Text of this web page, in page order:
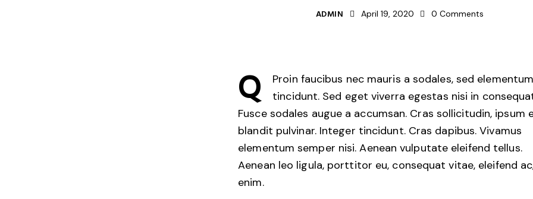
ADMIN April 19, 2020 0 Comments
Q
Proin faucibus nec mauris a sodales, sed
tincidunt. Sed eget viverra egestas nisi in
Fusce sodales augue a accumsan. Cras sollicitudin, ipsum
blandit pulvinar. Integer tincidunt. Cras dapibus. Vivamus
elementum semper nisi. Aenean vulputate eleifend tellus.
Aenean leo ligula, porttitor eu, consequat vitae, eleifend
enim.